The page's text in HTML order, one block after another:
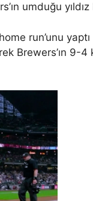
umduğu
run’unu
Brewers’ın 9-4